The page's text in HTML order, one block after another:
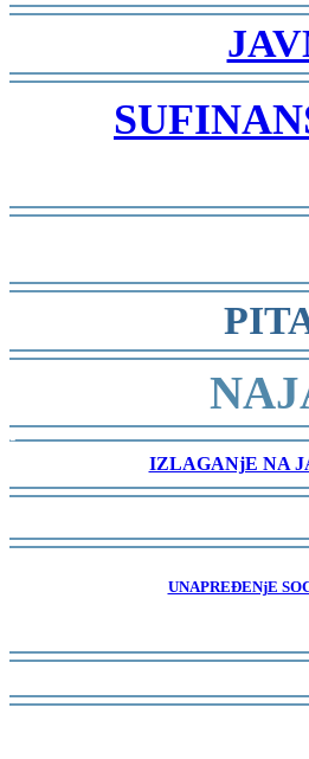
-
-
-
-
-
-
IZLAGANjE NA
-
-
UNAPREĐENjE
-
-